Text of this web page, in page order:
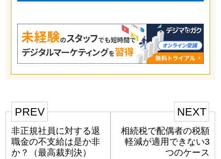
PREV
非正規社員に対する退
職金の不支給は是か非
か？（最高裁判決）
NEXT
相続税で配偶者の税額
軽減が適用できない3
つのケース